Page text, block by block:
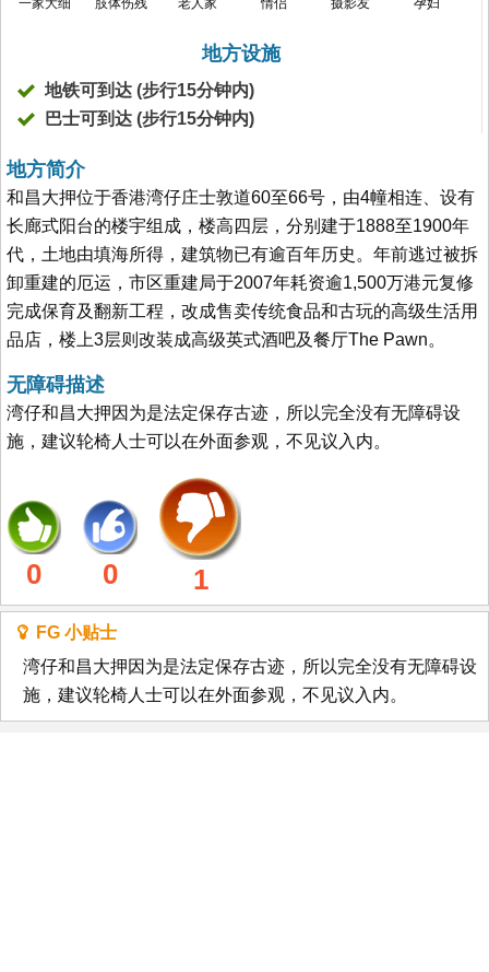
地方设施
地铁可到达 (步行15分钟内)
巴士可到达 (步行15分钟内)
地方简介
和昌大押位于香港湾仔庄士敦道60至66号，由4幢相连、设有
长廊式阳台的楼宇组成，楼高四层，分别建于1888至1900年
代，土地由填海所得，建筑物已有逾百年历史。年前逃过被拆
卸重建的厄运，市区重建局于2007年耗资逾1,500万港元复修
完成保育及翻新工程，改成售卖传统食品和古玩的高级生活用
品店，楼上3层则改装成高级英式酒吧及餐厅The Pawn。
无障碍描述
湾仔和昌大押因为是法定保存古迹，所以完全没有无障碍设
施，建议轮椅人士可以在外面参观，不见议入内。
0 0 1
FG 小贴士
湾仔和昌大押因为是法定保存古迹，所以完全没有无障碍设
施，建议轮椅人士可以在外面参观，不见议入内。